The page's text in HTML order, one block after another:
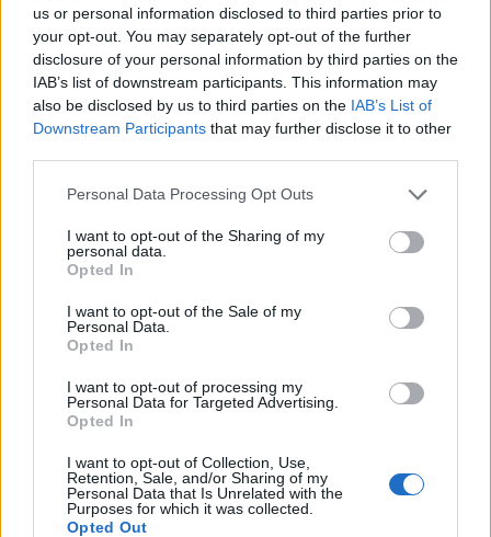
us or personal information disclosed to third parties prior to
your opt-out. You may separately opt-out of the further
disclosure of your personal information by third parties on the
IAB’s list of downstream participants. This information may
also be disclosed by us to third parties on the IAB’s List of
Downstream Participants that may further disclose it to other
Please note that this website/app uses one or more Google
not limited to your visit or usage behaviour. You may click to
grant or deny consent to Google and its third-party tags to
use your data for below specified purposes in below Google
consent section.
Personal Data Processing Opt Outs
I want to opt-out of the Sharing of my
personal data.
Opted In
I want to opt-out of the Sale of my
Personal Data.
Opted In
I want to opt-out of processing my
Personal Data for Targeted Advertising.
Opted In
I want to opt-out of Collection, Use,
Retention, Sale, and/or Sharing of my
Personal Data that Is Unrelated with the
Purposes for which it was collected.
Opted Out
Ricevi le nostre ultime news
daGoogle News
Condividi l'articolo
F
a
ce
b
o
o
k
T
w
te
r
Pi
n
te
re
W
s
p
p
S
a
re
Prossimo articolo
NOTIZIE RECENTI